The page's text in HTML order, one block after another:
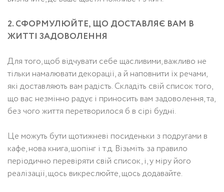
2. СФОРМУЛЮЙТЕ, ЩО ДОСТАВЛЯЄ ВАМ В
ЖИТТІ ЗАДОВОЛЕННЯ
Для того, щоб відчувати себе щасливими, важливо не
тільки намалювати декорації, а й наповнити їх речами,
які доставляють вам радість. Складіть свій список того,
що вас незмінно радує і приносить вам задоволення, та,
без чого життя перетворилося б в сірі будні.
Це можуть бути щотижневі посиденьки з подругами в
кафе, нова книга, шопінг і т.д. Візьміть за правило
періодично перевіряти свій список, і, у міру його
реалізації, щось викреслюйте, щось додавайте.